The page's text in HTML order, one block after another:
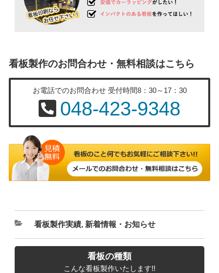
看板製作のお問合わせ・無料相談はこちら
お電話でのお問合わせ 受付時間8：30～17：30
048-423-9348
カ
テ
看板製作実績, 新着情報・お知らせ
看板の種類
こんな看板製作いたします!!